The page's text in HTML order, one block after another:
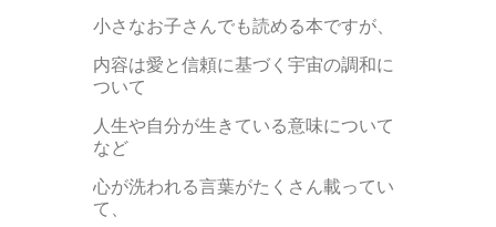
小さなお子さんでも読める本ですが、
内容は愛と信頼に基づく宇宙の調和に
ついて
人生や自分が生きている意味について
など
心が洗われる言葉がたくさん載ってい
て、